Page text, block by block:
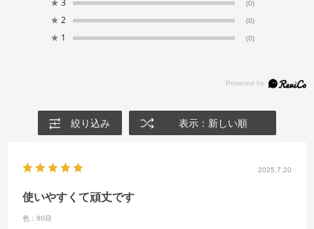
★ 3 (0)
★ 2 (0)
★ 1 (0)
絞り込み 表示：新しい順
2025.7.20
使いやすくて頑丈です
色：80目